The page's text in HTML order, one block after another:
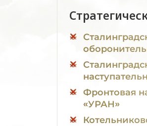
Фронтовая
«УРАН»